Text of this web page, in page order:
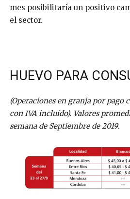
mes posibilitaría un positivo
el sector.
HUEVO PARA
(Operaciones en granja por pago
con IVA incluído). Valores
semana de Septiembre de 2019.